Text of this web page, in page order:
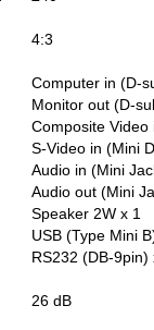
4:3
Computer in (D-
Monitor out (D-
Composite Video
S-Video in (Mini
Audio in (Mini
Audio out (Mini
Speaker 2W x 1
USB (Type Mini
RS232 (DB-9pin)
26 dB